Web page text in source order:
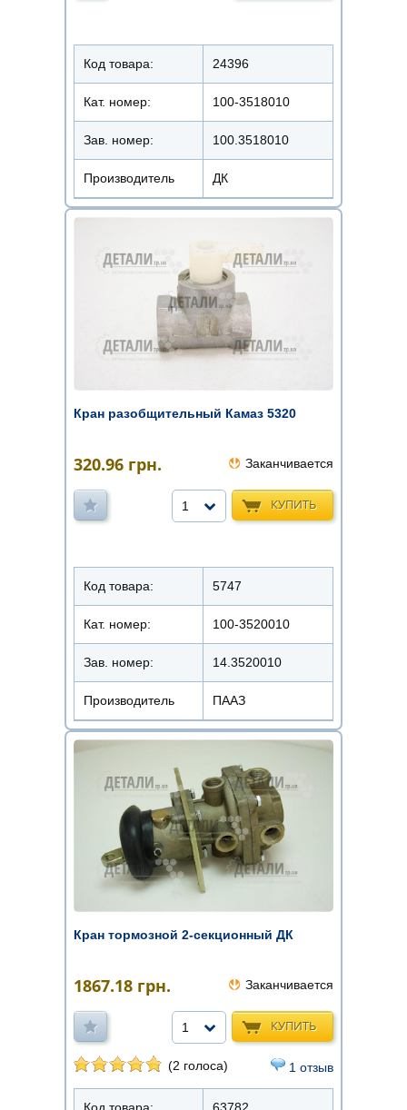
Код товара: 24396
Кат. номер: 100-3518010
Зав. номер: 100.3518010
Производитель ДК
Кран разобщительный Камаз 5320
320.96 грн. Заканчивается
КУПИТЬ
1
Код товара: 5747
Кат. номер: 100-3520010
Зав. номер: 14.3520010
Производитель ПААЗ
Кран тормозной 2-секционный ДК
1867.18 грн. Заканчивается
КУПИТЬ
1
(2 голоса) 1 отзыв